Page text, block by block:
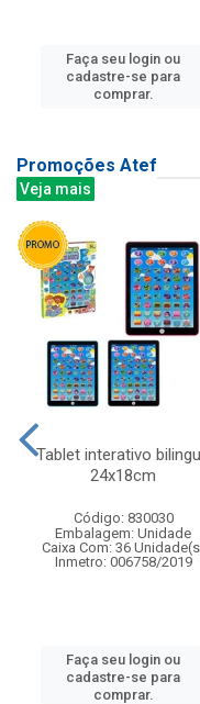
Faça seu login ou
cadastre-se para
comprar.
Promoções Atef
Veja mais
Tablet interativo
24x18cm
Código: 830030
Embalagem: Unidade
Caixa Com: 36
Inmetro: 006758/2019
Faça seu login ou
cadastre-se para
comprar.